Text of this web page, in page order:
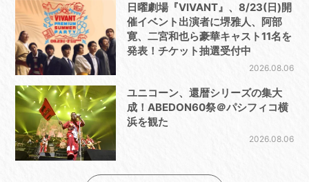
日曜劇場『VIVANT』、8/23(日)開
催イベント出演者に堺雅人、阿部
寛、二宮和也ら豪華キャスト11名を
発表！チケット抽選受付中
2026.08.06
ユニコーン、還暦シリーズの集大
成！ABEDON60祭＠パシフィコ横
浜を観た
2026.08.06